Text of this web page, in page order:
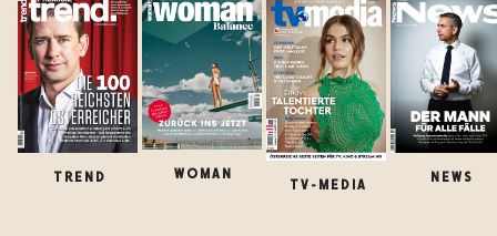
TREND WOMAN
TV-MEDIA
NEWS